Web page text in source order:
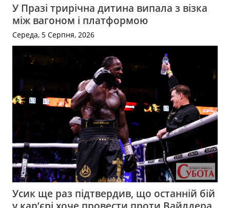
У Празі трирічна дитина випала з візка
між вагоном і платформою
Середа, 5 Серпня, 2026
Усик ще раз підтвердив, що останній бій